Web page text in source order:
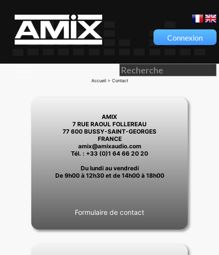
Connexion
Accueil> Contact
AMIX
7 RUE RAOUL FOLLEREAU
77 600 BUSSY-SAINT-GEORGES
FRANCE
amix@amixaudio.com
Tél. : +33 (0)1 64 66 20 20
Du lundi au vendredi
De 9h00 à 12h30 et de 14h00 à 18h00
Formulaire de contact